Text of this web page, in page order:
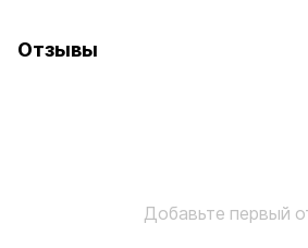
Отзывы
Добавьте первый